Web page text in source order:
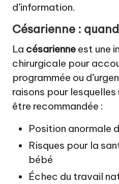
d’information.
Césarienne :
La césarienne est une
chirurgicale pour
programmée ou
raisons pour
être recommandée :
Position anormale
Risques pour la
bébé
Échec du travail